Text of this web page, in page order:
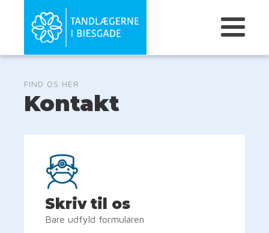
FIND OS HER
Kontakt
Skriv til os
Bare udfyld formularen